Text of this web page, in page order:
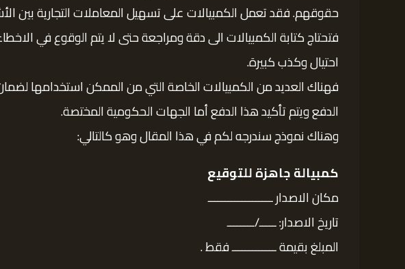
حقوقهم. فقد تعمل الكمبيالات على تسهيل المعاملات التجارية بين
فتحتاج كتابة الكمبيالات الى دقة ومراجعة حتى لا يتم الوقوع في
احتيال وكذب كبيرة.
فهناك العديد من الكمبيالات الخاصة التي من الممكن استخدامها
الدفع ويتم تأكيد هذا الدفع أما الجهات الحكومية المختصة.
وهناك نموذج سندرجه لكم في هذا المقال وهو كالتالي:
كمبيالة جاهزة للتوقيع
مكان الاصدار ـــــــــــــــــــ
تاريخ الاصدار: ـــــ/ــــــــ
المبلغ بقيمة ـــــــــــــ فقط .